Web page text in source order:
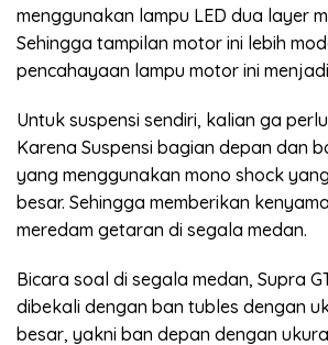
menggunakan lampu LED dua layer
Sehingga tampilan motor ini lebih
pencahayaan lampu motor ini
Untuk suspensi sendiri, kalian ga
Karena Suspensi bagian depan dan
yang menggunakan mono shock
besar. Sehingga memberikan
meredam getaran di segala medan.
Bicara soal di segala medan, Supra
dibekali dengan ban tubles dengan
besar, yakni ban depan dengan